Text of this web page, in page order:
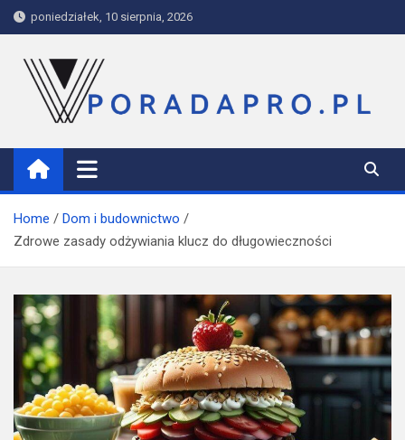
Skip
to
content
poniedziałek, 10 sierpnia, 2026
PoradaPRO
Home
Dom i budownictwo
Zdrowe zasady odżywiania klucz do długowieczności